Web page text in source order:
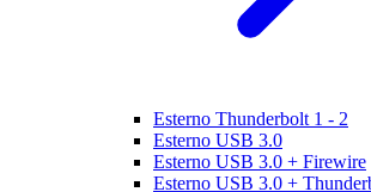
Esterno Thunderbolt 1 - 2
Esterno USB 3.0
Esterno USB 3.0 + Firewire
Esterno USB 3.0 +